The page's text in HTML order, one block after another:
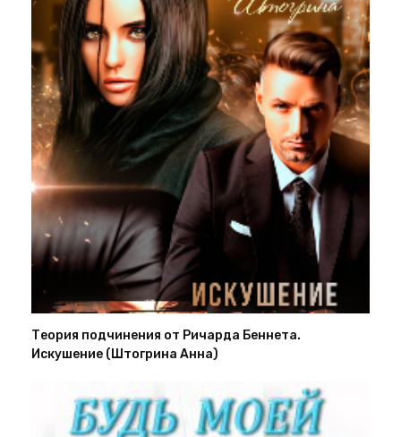
Теория подчинения от Ричарда Беннета.
Искушение (Штогрина Анна)